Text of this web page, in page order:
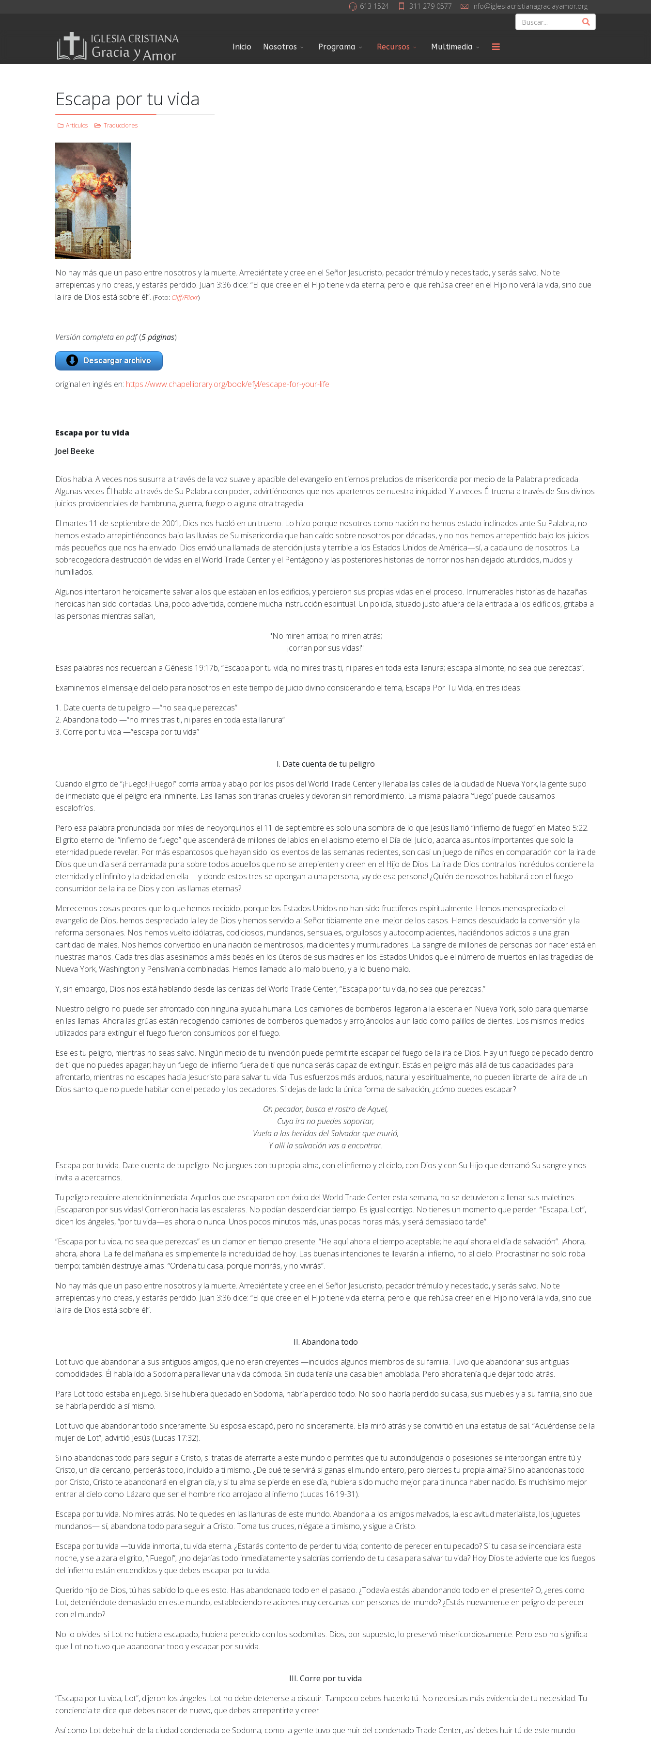
613 1524 311 279 0577 info@iglesiacristianagraciayamor.org
Inicio Nosotros Programa Recursos Multimedia
Escapa por tu vida
Artículos Traducciones
No hay más que un paso entre nosotros y la muerte. Arrepiéntete y cree en el Señor Jesucristo, pecador trémulo y necesitado, y serás salvo. No te
arrepientas y no creas, y estarás perdido. Juan 3:36 dice: “El que cree en el Hijo tiene vida eterna; pero el que rehúsa creer en el Hijo no verá la vida, sino que
la ira de Dios está sobre él”. (Foto: Cliff/Flickr)
Versión completa en pdf(5 páginas)
original en inglés en: https://www.chapellibrary.org/book/efyl/escape-for-your-life
Escapa por tu vida
Joel Beeke
Dios habla. A veces nos susurra a través de la voz suave y apacible del evangelio en tiernos preludios de misericordia por medio de la Palabra predicada.
Algunas veces Él habla a través de Su Palabra con poder, advirtiéndonos que nos apartemos de nuestra iniquidad. Y a veces Él truena a través de Sus divinos
juicios providenciales de hambruna, guerra, fuego o alguna otra tragedia.
El martes 11 de septiembre de 2001, Dios nos habló en un trueno. Lo hizo porque nosotros como nación no hemos estado inclinados ante Su Palabra, no
hemos estado arrepintiéndonos bajo las lluvias de Su misericordia que han caído sobre nosotros por décadas, y no nos hemos arrepentido bajo los juicios
más pequeños que nos ha enviado. Dios envió una llamada de atención justa y terrible a los Estados Unidos de América—sí, a cada uno de nosotros. La
sobrecogedora destrucción de vidas en el World Trade Center y el Pentágono y las posteriores historias de horror nos han dejado aturdidos, mudos y
humillados.
Algunos intentaron heroicamente salvar a los que estaban en los edificios, y perdieron sus propias vidas en el proceso. Innumerables historias de hazañas
heroicas han sido contadas. Una, poco advertida, contiene mucha instrucción espiritual. Un policía, situado justo afuera de la entrada a los edificios, gritaba a
las personas mientras salían,
"No miren arriba; no miren atrás;
¡corran por sus vidas!"
Esas palabras nos recuerdan a Génesis 19:17b, “Escapa por tu vida; no mires tras ti, ni pares en toda esta llanura; escapa al monte, no sea que perezcas”.
Examinemos el mensaje del cielo para nosotros en este tiempo de juicio divino considerando el tema, Escapa Por Tu Vida, en tres ideas:
1. Date cuenta de tu peligro —“no sea que perezcas”
2. Abandona todo —“no mires tras ti, ni pares en toda esta llanura”
3. Corre por tu vida —“escapa por tu vida”
I. Date cuenta de tu peligro
Cuando el grito de “¡Fuego! ¡Fuego!” corría arriba y abajo por los pisos del World Trade Center y llenaba las calles de la ciudad de Nueva York, la gente supo
de inmediato que el peligro era inminente. Las llamas son tiranas crueles y devoran sin remordimiento. La misma palabra ‘fuego’ puede causarnos
escalofríos.
Pero esa palabra pronunciada por miles de neoyorquinos el 11 de septiembre es solo una sombra de lo que Jesús llamó “infierno de fuego” en Mateo 5:22.
El grito eterno del “infierno de fuego” que ascenderá de millones de labios en el abismo eterno el Día del Juicio, abarca asuntos importantes que solo la
eternidad puede revelar. Por más espantosos que hayan sido los eventos de las semanas recientes, son casi un juego de niños en comparación con la ira de
Dios que un día será derramada pura sobre todos aquellos que no se arrepienten y creen en el Hijo de Dios. La ira de Dios contra los incrédulos contiene la
eternidad y el infinito y la deidad en ella —y donde estos tres se opongan a una persona, ¡ay de esa persona! ¿Quién de nosotros habitará con el fuego
consumidor de la ira de Dios y con las llamas eternas?
Merecemos cosas peores que lo que hemos recibido, porque los Estados Unidos no han sido fructíferos espiritualmente. Hemos menospreciado el
evangelio de Dios, hemos despreciado la ley de Dios y hemos servido al Señor tibiamente en el mejor de los casos. Hemos descuidado la conversión y la
reforma personales. Nos hemos vuelto idólatras, codiciosos, mundanos, sensuales, orgullosos y autocomplacientes, haciéndonos adictos a una gran
cantidad de males. Nos hemos convertido en una nación de mentirosos, maldicientes y murmuradores. La sangre de millones de personas por nacer está en
nuestras manos. Cada tres días asesinamos a más bebés en los úteros de sus madres en los Estados Unidos que el número de muertos en las tragedias de
Nueva York, Washington y Pensilvania combinadas. Hemos llamado a lo malo bueno, y a lo bueno malo.
Y, sin embargo, Dios nos está hablando desde las cenizas del World Trade Center, “Escapa por tu vida, no sea que perezcas.”
Nuestro peligro no puede ser afrontado con ninguna ayuda humana. Los camiones de bomberos llegaron a la escena en Nueva York, solo para quemarse
en las llamas. Ahora las grúas están recogiendo camiones de bomberos quemados y arrojándolos a un lado como palillos de dientes. Los mismos medios
utilizados para extinguir el fuego fueron consumidos por el fuego.
Ese es tu peligro, mientras no seas salvo. Ningún medio de tu invención puede permitirte escapar del fuego de la ira de Dios. Hay un fuego de pecado dentro
de ti que no puedes apagar; hay un fuego del infierno fuera de ti que nunca serás capaz de extinguir. Estás en peligro más allá de tus capacidades para
afrontarlo, mientras no escapes hacia Jesucristo para salvar tu vida. Tus esfuerzos más arduos, natural y espiritualmente, no pueden librarte de la ira de un
Dios santo que no puede habitar con el pecado y los pecadores. Si dejas de lado la única forma de salvación, ¿cómo puedes escapar?
Oh pecador, busca el rostro de Aquel,
Cuya ira no puedes soportar;
Vuela a las heridas del Salvador que murió,
Y allí la salvación vas a encontrar.
Escapa por tu vida. Date cuenta de tu peligro. No juegues con tu propia alma, con el infierno y el cielo, con Dios y con Su Hijo que derramó Su sangre y nos
invita a acercarnos.
Tu peligro requiere atención inmediata. Aquellos que escaparon con éxito del World Trade Center esta semana, no se detuvieron a llenar sus maletines.
¡Escaparon por sus vidas! Corrieron hacia las escaleras. No podían desperdiciar tiempo. Es igual contigo. No tienes un momento que perder. “Escapa, Lot”,
dicen los ángeles, “por tu vida—es ahora o nunca. Unos pocos minutos más, unas pocas horas más, y será demasiado tarde”.
“Escapa por tu vida, no sea que perezcas” es un clamor en tiempo presente. “He aquí ahora el tiempo aceptable; he aquí ahora el día de salvación”. ¡Ahora,
ahora, ahora! La fe del mañana es simplemente la incredulidad de hoy. Las buenas intenciones te llevarán al infierno, no al cielo. Procrastinar no solo roba
tiempo; también destruye almas. “Ordena tu casa, porque morirás, y no vivirás”.
No hay más que un paso entre nosotros y la muerte. Arrepiéntete y cree en el Señor Jesucristo, pecador trémulo y necesitado, y serás salvo. No te
arrepientas y no creas, y estarás perdido. Juan 3:36 dice: “El que cree en el Hijo tiene vida eterna; pero el que rehúsa creer en el Hijo no verá la vida, sino que
la ira de Dios está sobre él”.
II. Abandona todo
Lot tuvo que abandonar a sus antiguos amigos, que no eran creyentes —incluidos algunos miembros de su familia. Tuvo que abandonar sus antiguas
comodidades. Él había ido a Sodoma para llevar una vida cómoda. Sin duda tenía una casa bien amoblada. Pero ahora tenía que dejar todo atrás.
Para Lot todo estaba en juego. Si se hubiera quedado en Sodoma, habría perdido todo. No solo habría perdido su casa, sus muebles y a su familia, sino que
se habría perdido a sí mismo.
Lot tuvo que abandonar todo sinceramente. Su esposa escapó, pero no sinceramente. Ella miró atrás y se convirtió en una estatua de sal. “Acuérdense de la
mujer de Lot”, advirtió Jesús (Lucas 17:32).
Si no abandonas todo para seguir a Cristo, si tratas de aferrarte a este mundo o permites que tu autoindulgencia o posesiones se interpongan entre tú y
Cristo, un día cercano, perderás todo, incluido a ti mismo. ¿De qué te servirá si ganas el mundo entero, pero pierdes tu propia alma? Si no abandonas todo
por Cristo, Cristo te abandonará en el gran día, y si tu alma se pierde en ese día, hubiera sido mucho mejor para ti nunca haber nacido. Es muchísimo mejor
entrar al cielo como Lázaro que ser el hombre rico arrojado al infierno (Lucas 16:19-31).
Escapa por tu vida. No mires atrás. No te quedes en las llanuras de este mundo. Abandona a los amigos malvados, la esclavitud materialista, los juguetes
mundanos— sí, abandona todo para seguir a Cristo. Toma tus cruces, niégate a ti mismo, y sigue a Cristo.
Escapa por tu vida —tu vida inmortal, tu vida eterna. ¿Estarás contento de perder tu vida; contento de perecer en tu pecado? Si tu casa se incendiara esta
noche, y se alzara el grito, “¡Fuego!”; ¿no dejarías todo inmediatamente y saldrías corriendo de tu casa para salvar tu vida? Hoy Dios te advierte que los fuegos
del infierno están encendidos y que debes escapar por tu vida.
Querido hijo de Dios, tú has sabido lo que es esto. Has abandonado todo en el pasado. ¿Todavía estás abandonando todo en el presente? O, ¿eres como
Lot, deteniéndote demasiado en este mundo, estableciendo relaciones muy cercanas con personas del mundo? ¿Estás nuevamente en peligro de perecer
con el mundo?
No lo olvides: si Lot no hubiera escapado, hubiera perecido con los sodomitas. Dios, por supuesto, lo preservó misericordiosamente. Pero eso no significa
que Lot no tuvo que abandonar todo y escapar por su vida.
III. Corre por tu vida
“Escapa por tu vida, Lot”, dijeron los ángeles. Lot no debe detenerse a discutir. Tampoco debes hacerlo tú. No necesitas más evidencia de tu necesidad. Tu
conciencia te dice que debes nacer de nuevo, que debes arrepentirte y creer.
Así como Lot debe huir de la ciudad condenada de Sodoma; como la gente tuvo que huir del condenado Trade Center, así debes huir tú de este mundo